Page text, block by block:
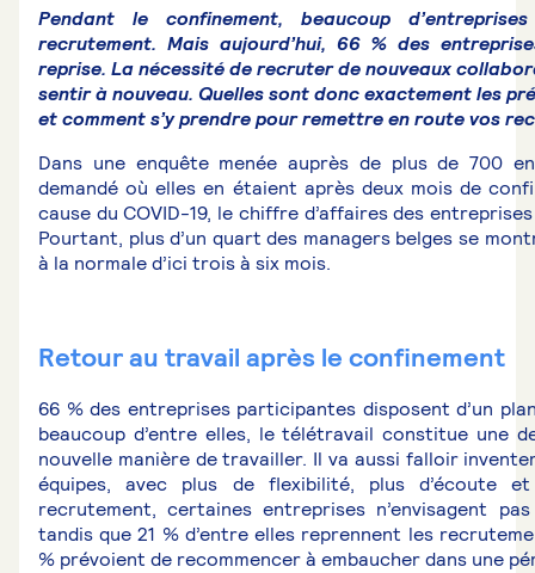
Pendant le confinement, beaucoup
recrutement. Mais aujourd’hui, 66 % des
reprise. La nécessité de recruter de nouveaux
sentir à nouveau. Quelles sont donc exactement les
et comment s’y prendre pour remettre en route vos
Dans une enquête menée auprès de plus de 700
demandé où elles en étaient après deux mois de
cause du COVID-19, le chiffre d’affaires des
Pourtant, plus d’un quart des managers belges se
à la normale d’ici trois à six mois.
Retour au travail après le confinement
66 % des entreprises participantes disposent d’un
beaucoup d’entre elles, le télétravail constitue une
nouvelle manière de travailler. Il va aussi falloir
équipes, avec plus de flexibilité, plus d’écoute et
recrutement, certaines entreprises n’envisagent
tandis que 21 % d’entre elles reprennent les
% prévoient de recommencer à embaucher dans une